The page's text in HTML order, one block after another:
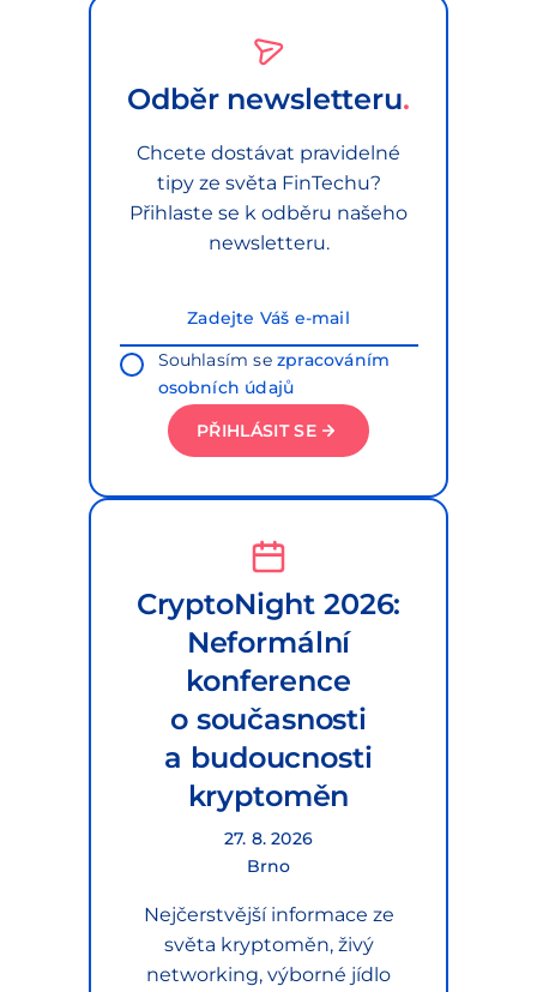
Odběr newsletteru
Chcete dostávat pravidelné
tipy ze světa FinTechu?
Přihlaste se k odběru našeho
newsletteru.
Souhlasím sezpracováním
osobních údajů
PŘIHLÁSIT SE
CryptoNight 2026:
Neformální
konference
o současnosti
a budoucnosti
kryptoměn
27. 8. 2026
Brno
Nejčerstvější informace ze
světa kryptoměn, živý
networking, výborné jídlo